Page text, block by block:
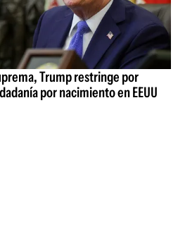
Trump restringe por
por nacimiento en EEUU